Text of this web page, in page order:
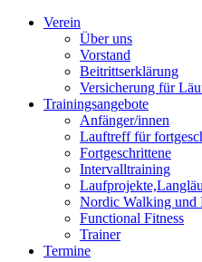
Verein
Über uns
Vorstand
Beitrittserklärung
Versicherung für
Trainingsangebote
Anfänger/innen
Lauftreff für
Fortgeschrittene
Intervalltraining
Nordic Walking und
Functional Fitness
Trainer
Termine